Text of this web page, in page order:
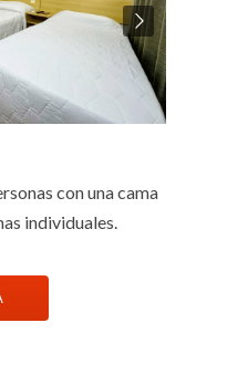
con una cama
individuales.